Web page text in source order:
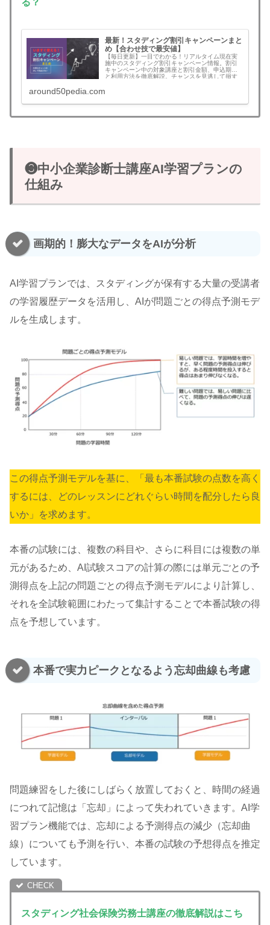
る？
最新！スタディング割引キャンペーンまと
め【合わせ技で最安値】
【毎日更新】一目でわかる！リアルタイム現在実
施中のスタディング割引キャンペーン情報。割引
キャンペーン中の対象講座と割引金額、申込期限
と利用方法を徹底解説。チャンスを見逃して損す
認会計士、社労士、中小企業診断士、行政書士、
者など！割引キャンペーンの年間回数と割引額目
around50pedia.com
❸中小企業診断士講座AI学習プランの
仕組み
画期的！膨大なデータをAIが分析
AI学習プランでは、スタディングが保有する大量の受講者
の学習履歴データを活用し、AIが問題ごとの得点予測モデ
ルを生成します。
この得点予測モデルを基に、「最も本番試験の点数を高く
するには、どのレッスンにどれぐらい時間を配分したら良
いか」を求めます。
本番の試験には、複数の科目や、さらに科目には複数の単
元があるため、AI試験スコアの計算の際には単元ごとの予
測得点を上記の問題ごとの得点予測モデルにより計算し、
それを全試験範囲にわたって集計することで本番試験の得
点を予想しています。
本番で実力ピークとなるよう忘却曲線も考慮
問題練習をした後にしばらく放置しておくと、時間の経過
につれて記憶は「忘却」によって失われていきます。AI学
習プラン機能では、忘却による予測得点の減少（忘却曲
線）についても予測を行い、本番の試験の予想得点を推定
しています。
スタディング社会保険労務士講座の徹底解説はこち